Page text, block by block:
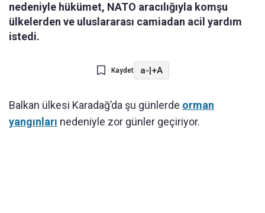
nedeniyle hükümet, NATO aracılığıyla komşu
ülkelerden ve uluslararası camiadan acil yardım
istedi.
Kaydet a-|+A
Balkan ülkesi Karadağ’da şu günlerde orman
yangınları nedeniyle zor günler geçiriyor.